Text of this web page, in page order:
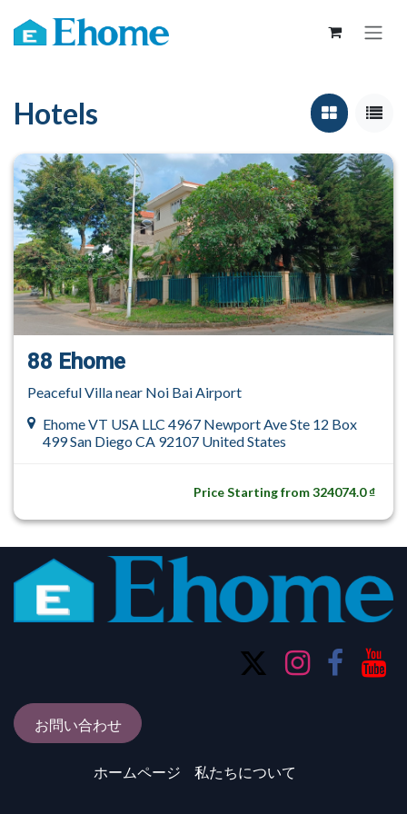
Hotels
88 Ehome
Peaceful Villa near Noi Bai Airport
Ehome VT USA LLC 4967 Newport Ave Ste 12 Box
499 San Diego CA 92107 United States
Price Starting from 324074.0 ₫
お問い合わせ
ホームページ 私たちについて